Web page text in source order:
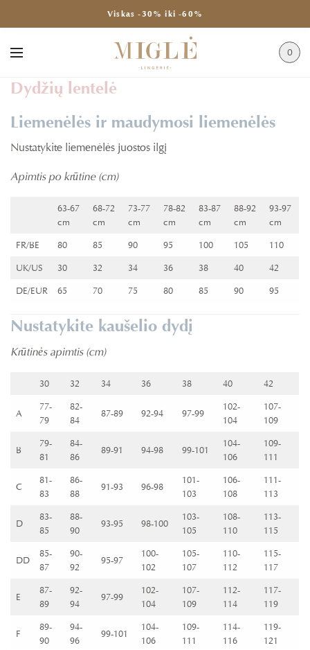
Viskas -30% iki -60%
0
Dydžių lentelė
Liemenėlės ir maudymosi liemenėlės
Nustatykite liemenėlės juostos ilgį
Apimtis po krūtine (cm)
63-67
cm
68-72
cm
73-77
cm
78-82
cm
83-87
cm
88-92
cm
93-97
cm
FR/BE
80 85 90 95 100 105
110
UK/US
30 32 34 36 38 40
42
DE/EUR
65 70 75 80 85 90 95
Nustatykite kaušelio dydį
Krūtinės apimtis (cm)
30 32 34 36 38 40 42
A
77-
79
82-
84
87-89 92-94 97-99
102-
104
107-
109
B
79-
81
84-
86
89-91 94-98 99-101
104-
106
109-
111
C
81-
83
86-
88
91-93 96-98
101-
103
106-
108
111-
113
D
83-
85
88-
90
93-95 98-100
103-
105
108-
110
113-
115
DD
85-
87
90-
92
95-97
100-
102
105-
107
110-
112
115-
117
E
87-
89
92-
94
97-99
102-
104
107-
109
112-
114
117-
119
F
89-
90
94-
96
99-101
104-
106
109-
111
114-
116
119-
121